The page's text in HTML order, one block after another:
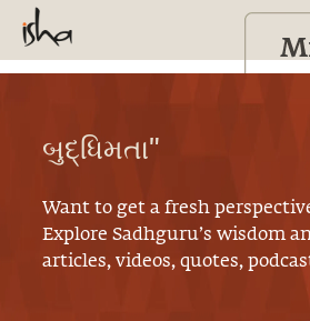
બુદ્ધિમતા"
Want to get a fresh
Explore Sadhguru’s wisdom
articles, videos, quotes,